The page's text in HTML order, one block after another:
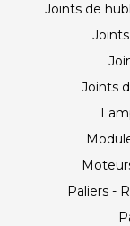
Joints de
Joints
Paliers -